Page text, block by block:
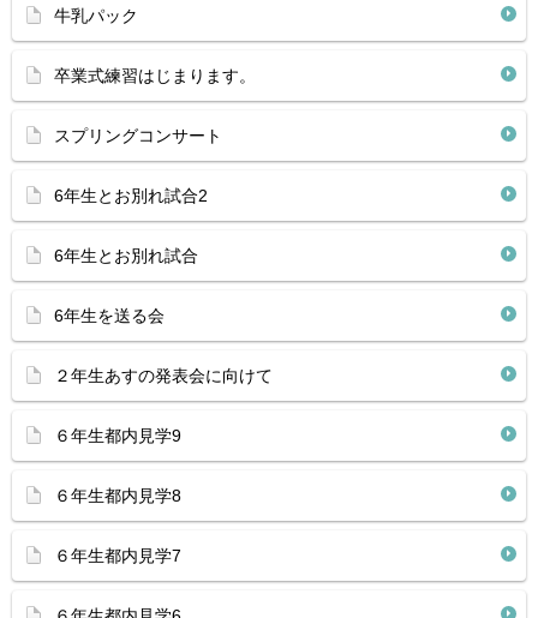
牛乳パック
卒業式練習はじまります。
スプリングコンサート
6年生とお別れ試合2
6年生とお別れ試合
6年生を送る会
２年生あすの発表会に向けて
６年生都内見学9
６年生都内見学8
６年生都内見学7